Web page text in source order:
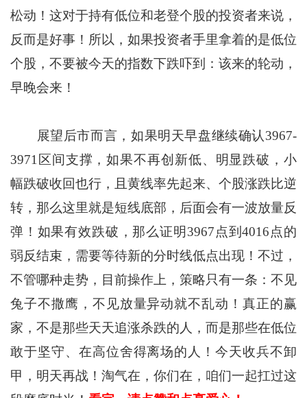
松动！这对于持有低位和老登个股的投资者来说，
反而是好事！所以，如果投资者手里拿着的是低位
个股，不要被今天的指数下跌吓到：该来的轮动，
早晚会来！
展望后市而言，如果明天早盘继续确认3967-
3971区间支撑，如果不再创新低、明显跌破，小
幅跌破收回也行，且黄线率先起来、个股涨跌比逆
转，那么这里就是短线底部，后面会有一波放量反
弹！如果有效跌破，那么证明3967点到4016点的
弱反结束，需要等待新的分时线低点出现！不过，
不管哪种走势，目前操作上，策略只有一条：不见
兔子不撒鹰，不见放量异动就不乱动！真正的赢
家，不是那些天天追涨杀跌的人，而是那些在低位
敢于坚守、在高位舍得离场的人！今天收兵不卸
甲，明天再战！淘气在，你们在，咱们一起扛过这